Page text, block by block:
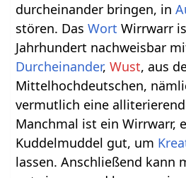
durcheinander bringen, in
stören. DasWort Wirrwarr
Jahrhundert nachweisbar
Durcheinander,Wust, aus
Mittelhochdeutschen,
vermutlich eine
Manchmal ist ein Wirrwarr,
Kuddelmuddel gut, um
lassen. Anschließend kann